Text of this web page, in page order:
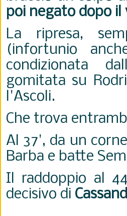
poi negato dopo il
La ripresa,
(infortunio
condizionata
gomitata su
l'Ascoli.
Che trova
Al 37', da un
Barba e batte
Il raddoppio al
decisivo di